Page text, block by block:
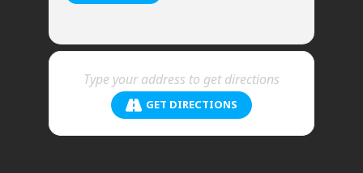
GET DIRECTIONS